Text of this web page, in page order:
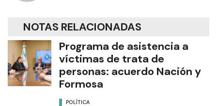
NOTAS RELACIONADAS
Programa de asistencia a
víctimas de trata de
personas: acuerdo Nación y
Formosa
POLÍTICA